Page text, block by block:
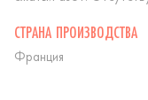
СТРАНА ПРОИЗВОДСТВА
Франция